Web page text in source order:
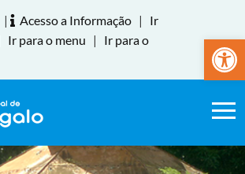
Abrir
| Acesso a Informação |
Ir
Ir para o menu |
Ir para o